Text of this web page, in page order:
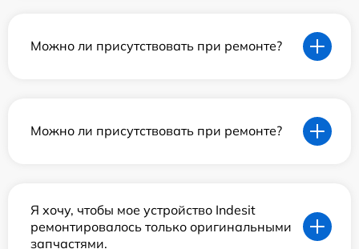
Можно ли присутствовать при ремонте?
Можно ли присутствовать при ремонте?
Я хочу, чтобы мое устройство Indesit
ремонтировалось только оригинальными
запчастями.